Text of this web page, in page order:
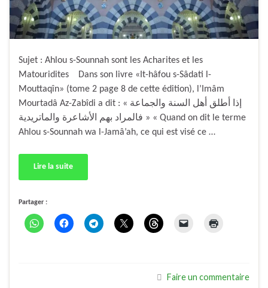
Sujet : Ahlou s-Sounnah sont les Acharites et les
Matouridites Dans son livre «It-hâfou s-Sâdati l-
Mouttaqîn» (tome 2 page 8 de cette édition), l’Imâm
Mourtadâ Az-Zabîdi a dit : « إذا أطلق أهل السنة والجماعة
فالمراد بهم الأشاعرة والماتريدية » « Quand on dit le terme
Ahlou s-Sounnah wa l-Jamâ’ah, ce qui est visé ce …
Lire la suite
Partager :
Faire un commentaire